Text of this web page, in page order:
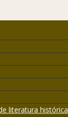
literatura histórica